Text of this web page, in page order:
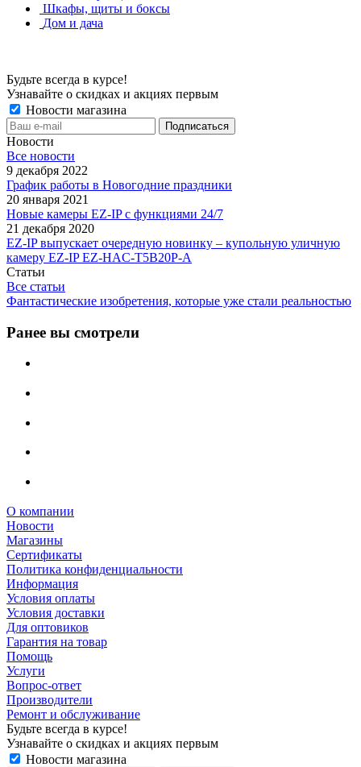
Шкафы, щиты и боксы
Дом и дача
Будьте всегда в курсе!
Узнавайте о скидках и акциях первым
Новости магазина
Новости
Все новости
9 декабря 2022
График работы в Новогодние праздники
20 января 2021
Новые камеры EZ-IP с функциями 24/7
21 декабря 2020
EZ-IP выпускает очередную новинку – купольную уличную
камеру EZ-IP EZ-HAC-T5B20P-A
Статьи
Все статьи
Фантастические изобретения, которые уже стали реальностью
Ранее вы смотрели
О компании
Новости
Магазины
Сертификаты
Политика конфиденциальности
Информация
Условия оплаты
Условия доставки
Для оптовиков
Гарантия на товар
Помощь
Услуги
Вопрос-ответ
Производители
Ремонт и обслуживание
Будьте всегда в курсе!
Узнавайте о скидках и акциях первым
Новости магазина